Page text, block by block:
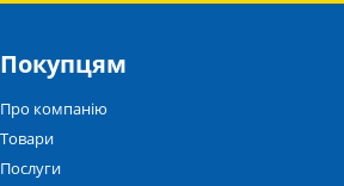
Покупцям
Про компанію
Товари
Послуги